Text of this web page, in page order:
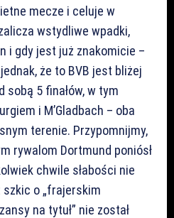
mecze i celuje w
wstydliwe wpadki,
i gdy jest już znakomicie –
że to BVB jest bliżej
5 finałów, w tym
i M’Gladbach – oba
terenie. Przypomnijmy,
rywalom Dortmund poniósł
chwile słabości nie
o „frajerskim
na tytuł” nie został